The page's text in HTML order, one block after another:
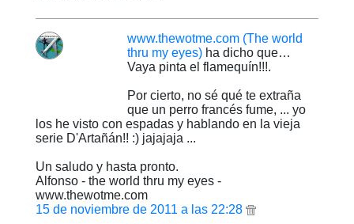
www.thewotme.com (The world
thru my eyes) ha dicho que…
Vaya pinta el flamequín!!!.
Por cierto, no sé qué te extraña
que un perro francés fume, ... yo
los he visto con espadas y hablando en la vieja
serie D'Artañán!! :) jajajaja ...
Un saludo y hasta pronto.
Alfonso - the world thru my eyes -
www.thewotme.com
15 de noviembre de 2011 a las 22:28